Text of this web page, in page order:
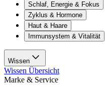
Schlaf, Energie & Fokus
Zyklus & Hormone
Haut & Haare
Immunsystem & Vitalität
Wissen
Wissen Übersicht
Marke & Service